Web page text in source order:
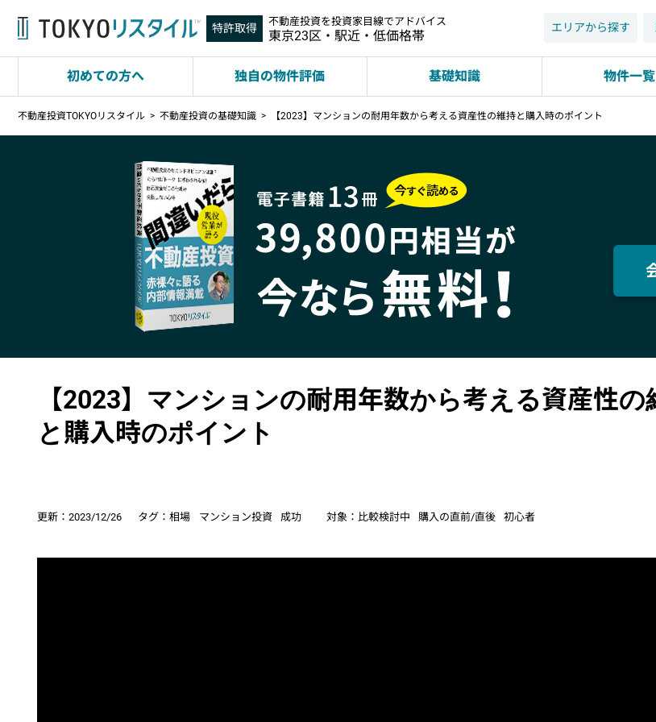
特許取得 不動産投資を投資家目線でアドバイス
東京23区・駅近・低価格帯
エリアから探す
初めての方へ 独自の物件評価 基礎知識 物件一覧
不動産投資TOKYOリスタイル 不動産投資の基礎知識 【2023】マンションの耐用年数から考える資産性の維持と購入時のポイント
【2023】マンションの耐用年数から考える資産性の
と購入時のポイント
更新： 2023/12/26 タグ：相場 マンション投資 成功 対象： 比較検討中 購入の直前/直後 初心者